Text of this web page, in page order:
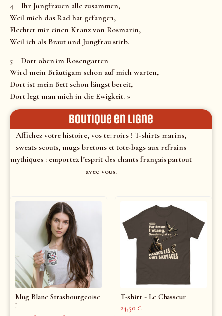
4 – Ihr Jungfrauen alle zusammen,
Weil mich das Rad hat gefangen,
Flechtet mir einen Kranz von Rosmarin,
Weil ich als Braut und Jungfrau stirb.
5 – Dort oben im Rosengarten
Wird mein Bräutigam schon auf mich warten,
Dort ist mein Bett schon längst bereit,
Dort legt man mich in die Ewigkeit. »
Boutique en ligne
Affichez votre histoire, vos terroirs ! T-shirts marins,
sweats scouts, mugs bretons et tote-bags aux refrains
mythiques : emportez l’esprit des chants français partout
avec vous.
Mug Blanc Strasbourgeoise
!
T-shirt - Le Chasseur
24,50 €